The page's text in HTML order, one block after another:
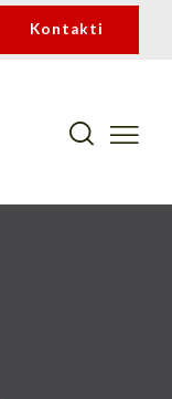
Kontakti